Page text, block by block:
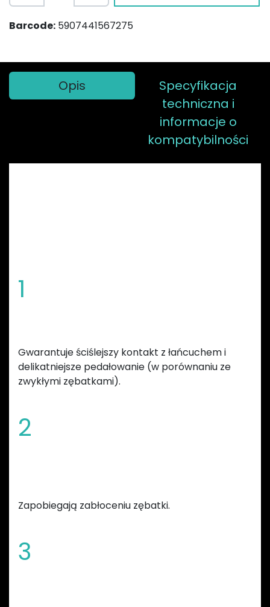
Barcode: 5907441567275
Opis
Specyfikacja
techniczna i
informacje o
kompatybilności
1
Gwarantuje ściślejszy kontakt z łańcuchem i
delikatniejsze pedałowanie (w porównaniu ze
zwykłymi zębatkami).
2
Zapobiegają zabłoceniu zębatki.
3